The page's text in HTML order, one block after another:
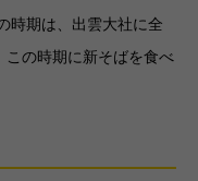
時期は、出雲大社に全
この時期に新そばを食べ